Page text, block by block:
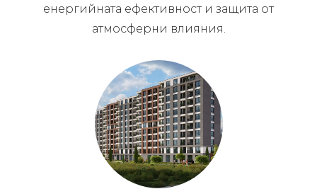
енергийната ефективност и защита от
атмосферни влияния.